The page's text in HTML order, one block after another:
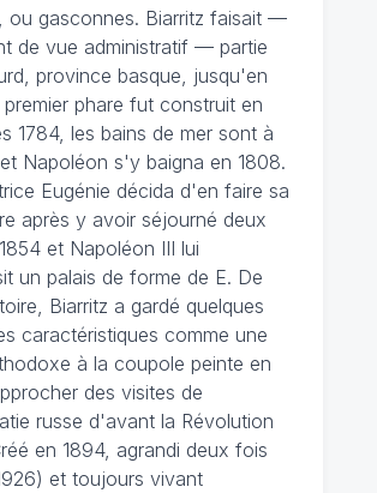
ou gasconnes. Biarritz faisait —
de vue administratif — partie
province basque, jusqu'en
premier phare fut construit en
1784, les bains de mer sont à
Napoléon s'y baigna en 1808.
Eugénie décida d'en faire sa
après y avoir séjourné deux
et Napoléon III lui
un palais de forme de E. De
Biarritz a gardé quelques
caractéristiques comme une
à la coupole peinte en
des visites de
russe d'avant la Révolution
en 1894, agrandi deux fois
et toujours vivant